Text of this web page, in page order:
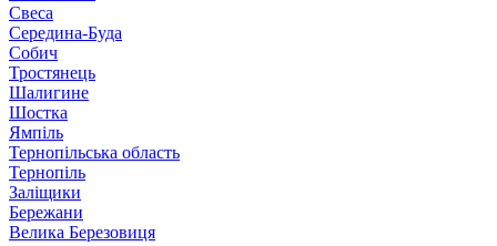
Свеса
Середина-Буда
Собич
Тростянець
Шалигине
Шостка
Ямпіль
Тернопільська область
Тернопіль
Заліщики
Бережани
Велика Березовиця